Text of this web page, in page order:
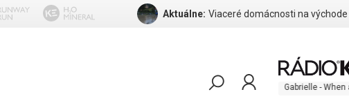
Aktuálne:
Gabrielle - When a Woman